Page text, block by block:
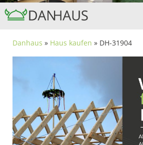
Danhaus » Haus kaufen » DH-31904